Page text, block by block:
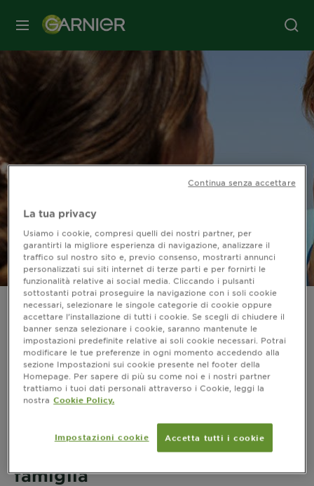
MENU
Protezione Famiglia
Home Bisogni Pelle
Protezione adatta a tutta la
famiglia
La tua privacy
Usiamo i cookie, compresi quelli dei nostri partner, per
garantirti la migliore esperienza di navigazione, analizzare il
traffico sul nostro sito e, previo consenso, mostrarti annunci
personalizzati sui siti internet di terze parti e per fornirti le
funzionalità relative ai social media. Cliccando i pulsanti
sottostanti potrai proseguire la navigazione con i soli cookie
necessari, selezionare le singole categorie di cookie oppure
accettare l’installazione di tutti i cookie. Se scegli di chiudere il
banner senza selezionare i cookie, saranno mantenute le
impostazioni predefinite relative ai soli cookie necessari. Potrai
modificare le tue preferenze in ogni momento accedendo alla
sezione Impostazioni sui cookie presente nel footer della
Homepage. Per sapere di più su come noi e i nostri partner
trattiamo i tuoi dati personali attraverso i Cookie, leggi la
nostra Cookie Policy.
Impostazioni cookie Accetta tutti i cookie
Continua senza accettare